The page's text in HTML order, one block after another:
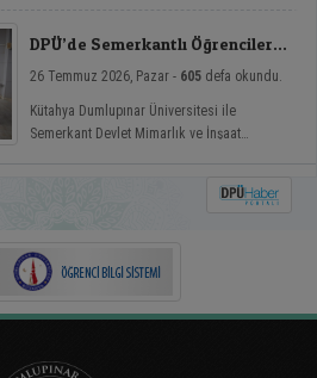
katılarak vatandaşlarla buluştu.
DPÜ’de Semerkantlı Öğrencilere
26 Temmuz 2026, Pazar - 605 defa okundu.
Kütahya Dumlupınar Üniversitesi ile
Semerkant Devlet Mimarlık ve İnşaat
öğrenciler yaz okulunda ağırlanıyor.